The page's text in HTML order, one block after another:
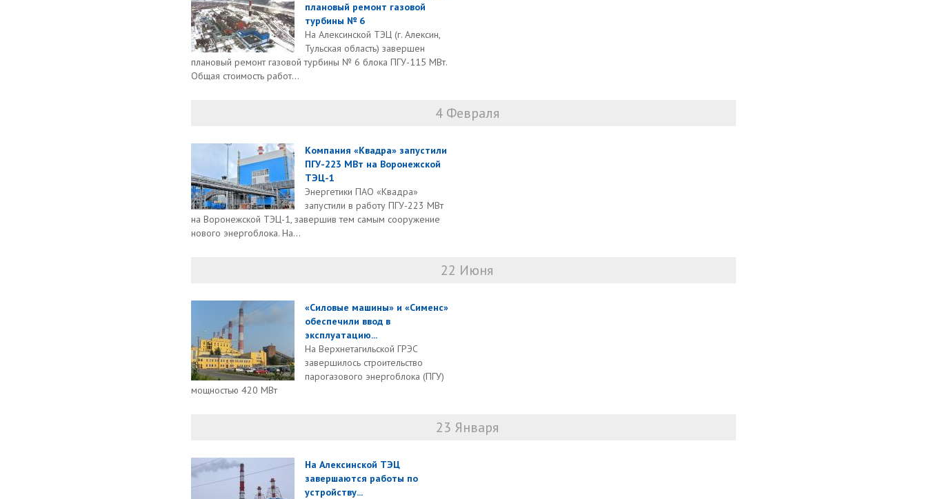
плановый ремонт газовой
турбины № 6
На Алексинской ТЭЦ (г. Алексин,
Тульская область) завершен
плановый ремонт газовой турбины № 6 блока ПГУ-115 МВт.
Общая стоимость работ...
4 Февраля
Компания «Квадра» запустили
ПГУ-223 МВт на Воронежской
ТЭЦ-1
Энергетики ПАО «Квадра»
запустили в работу ПГУ-223 МВт
на Воронежской ТЭЦ-1, завершив тем самым сооружение
нового энергоблока. На...
22 Июня
«Силовые машины» и «Сименс»
обеспечили ввод в
эксплуатацию...
На Верхнетагильской ГРЭС
завершилось строительство
парогазового энергоблока (ПГУ)
мощностью 420 МВт
23 Января
На Алексинской ТЭЦ
завершаются работы по
устройству...